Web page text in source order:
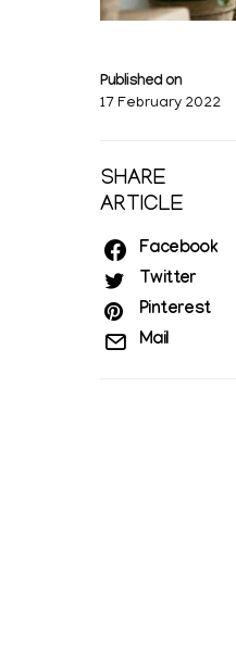
Published on
17 February 2022
SHARE
ARTICLE
Facebook
Twitter
Pinterest
Mail